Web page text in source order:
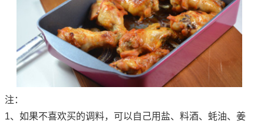
注：
1、如果不喜欢买的调料，可以自己用盐、料酒、蚝油、姜